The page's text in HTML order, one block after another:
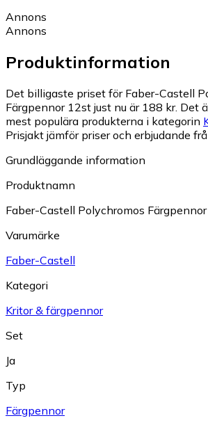
Annons
Annons
Produktinformation
Det billigaste priset för Faber-Castell
Färgpennor 12st just nu är 188 kr. Det
mest populära produkterna i kategorin
Prisjakt jämför priser och erbjudande
Grundläggande information
Produktnamn
Faber-Castell Polychromos
Varumärke
Faber-Castell
Kategori
Kritor & färgpennor
Set
Ja
Typ
Färgpennor